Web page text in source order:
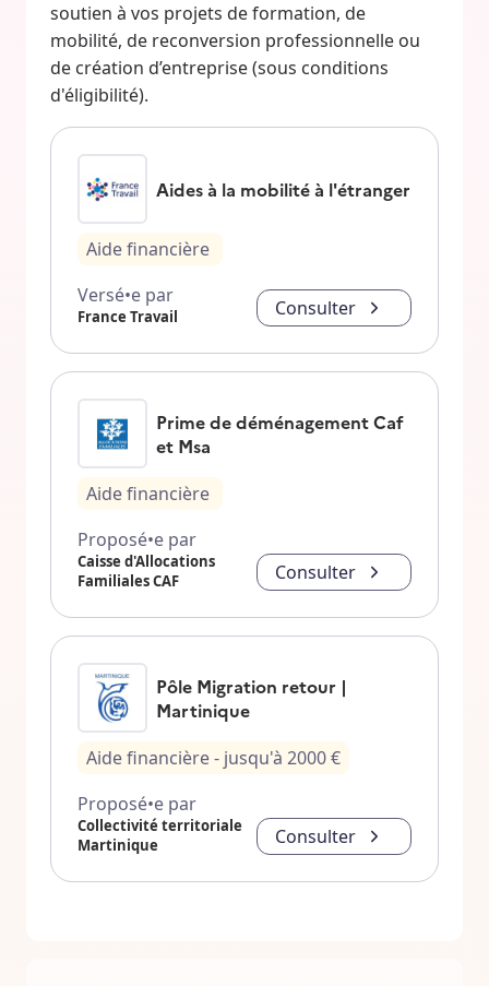
soutien à vos projets de formation, de
mobilité, de reconversion professionnelle ou
de création d’entreprise (sous conditions
d'éligibilité).
Aides à la mobilité à l'étranger
Aide financière
Versé•e par
France Travail Consulter
Prime de déménagement Caf
et Msa
Aide financière
Proposé•e par
Caisse d'Allocations
Familiales CAF
Consulter
Pôle Migration retour |
Martinique
Aide financière- jusqu'à 2000€
Proposé•e par
Collectivité territoriale
Martinique
Consulter